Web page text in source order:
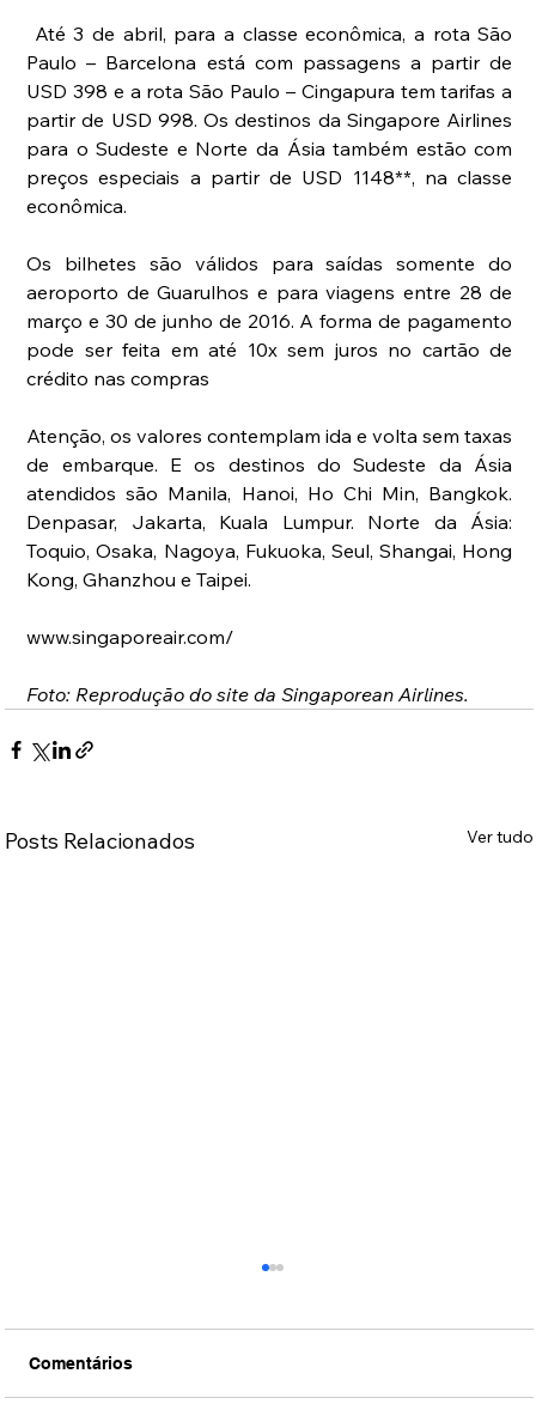
Paulo – Barcelona está com passagens a partir de
USD 398 e a rota São Paulo – Cingapura tem tarifas a
partir de USD 998. Os destinos da Singapore Airlines
para o Sudeste e Norte da Ásia também estão com
preços especiais a partir de USD 1148**, na classe
econômica.
Os bilhetes são válidos para saídas somente do
aeroporto de Guarulhos e para viagens entre 28 de
março e 30 de junho de 2016. A forma de pagamento
pode ser feita em até 10x sem juros no cartão de
crédito nas compras
Atenção, os valores contemplam ida e volta sem taxas
de embarque. E os destinos do Sudeste da Ásia
atendidos são Manila, Hanoi, Ho Chi Min, Bangkok.
Denpasar, Jakarta, Kuala Lumpur. Norte da Ásia:
Toquio, Osaka, Nagoya, Fukuoka, Seul, Shangai, Hong
Kong, Ghanzhou e Taipei.
www.singaporeair.com/
Foto: Reprodução do site da Singaporean Airlines.
Posts Relacionados Ver tudo
Comentários